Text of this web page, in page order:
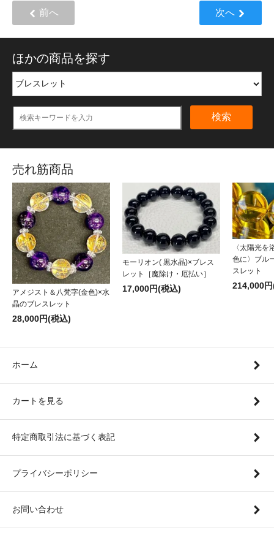
前へ 次へ
ほかの商品を探す
検索
売れ筋商品
アメジスト＆八梵字(金色)×水
晶のブレスレット
28,000円(税込)
モーリオン( 黒水晶)×ブレス
レット［魔除け・厄払い］
17,000円(税込)
〈太陽光を
色に〉ブル
スレット
214,000
ホーム
カートを見る
特定商取引法に基づく表記
プライバシーポリシー
お問い合わせ